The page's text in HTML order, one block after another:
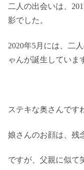
二人の出会いは、
影でした。
2020年5月には、二
ゃんが誕生していま
ステキな奥さんです
娘さんのお顔は、残
ですが、父親に似て